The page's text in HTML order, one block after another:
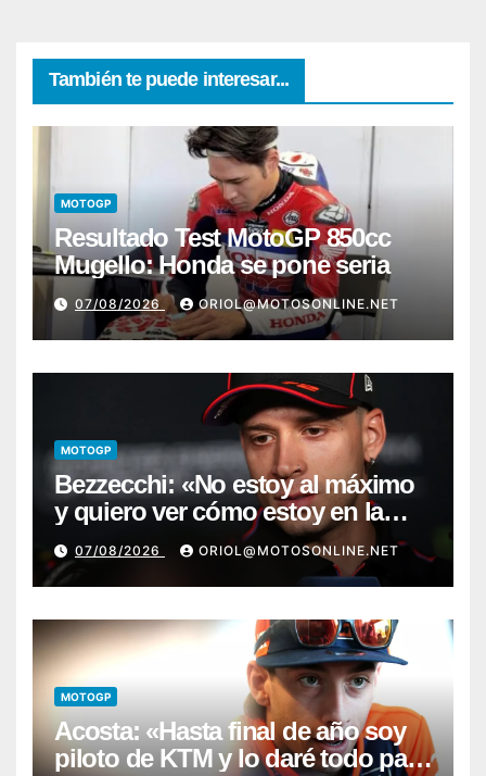
También te puede interesar...
MOTOGP
Resultado Test MotoGP 850cc
Mugello: Honda se pone seria
07/08/2026 ORIOL@MOTOSONLINE.NET
MOTOGP
Bezzecchi: «No estoy al máximo
y quiero ver cómo estoy en la
moto; desde Aragón será una
guerra»
07/08/2026 ORIOL@MOTOSONLINE.NET
MOTOGP
Acosta: «Hasta final de año soy
piloto de KTM y lo daré todo para